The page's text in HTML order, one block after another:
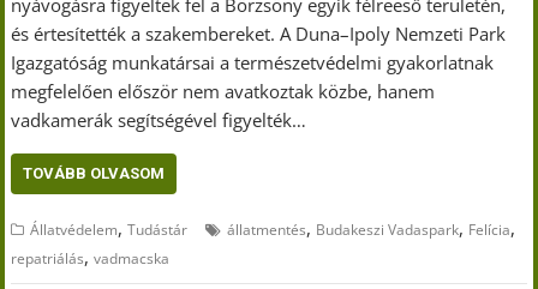
nyávogásra figyeltek fel a Börzsöny egyik félreeső területén,
és értesítették a szakembereket. A Duna–Ipoly Nemzeti Park
Igazgatóság munkatársai a természetvédelmi gyakorlatnak
megfelelően először nem avatkoztak közbe, hanem
vadkamerák segítségével figyelték…
TOVÁBB OLVASOM
Állatvédelem,Tudástár állatmentés, Budakeszi Vadaspark, Felícia,
repatriálás,vadmacska